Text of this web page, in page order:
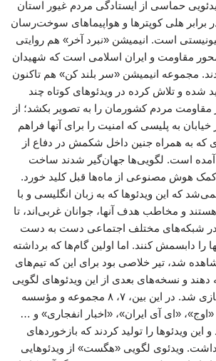
حماسی از ایستادگی مردم غیور استان
برابر هلی کوپترها و هواپیماهای سوخت‌رسان
است. انیمیشن «نبرد آخر» هم روایتی
مقاومت و ایران اسلامی است که شهیدان
مجموعه انیمیشن «سر بلند کن» هم تاکنون
شده و تلاش کرده در ویدئوهای کوتاه چند
مقاومت مردم کشورمان را به تصویر بکشد؛ از
به پلیسی که امنیت را برای آنها فراهم
که به همراه جنین داخل شکمش در دفاع از
است. لگویی‌ها جهان‌گیر شدند ساخت
کمک هوش مصنوعی از ماه‌ها قبل کلید خورد.
که این ویدئوها که به زبان انگلیسی و با
و مخاطب هدف آنها، جوانان غربی‌اند، تا
و در شبکه‌های مختلف اجتماعی دست به دست
را دابسمش کنند. اما اولین گام‌ها که برداشته
شد، تیر خلاصی بود برای این که تیم‌های
دهند و نسخه‌های بعدی از این ویدئوهای لگویی
روانه شبکه‌های مجازی شد. در این بین، ۷، ۸ مجموعه و مؤسسه
«ای آی ایران»، «اخبار انفجاری» و …
ویدئوها را تولید کردند که بازخوردهای
داشت. ویدئوی لگویی «هگست» از ویدئوهایی